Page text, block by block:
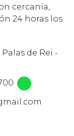
cercanía,
24 horas los
de Rei -